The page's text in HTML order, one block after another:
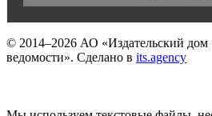
© 2014–2026 АО «Издательский дом
ведомости». Сделано в its.agency